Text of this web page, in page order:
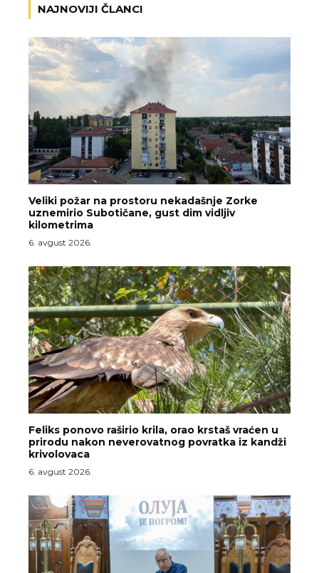
NAJNOVIJI ČLANCI
Veliki požar na prostoru nekadašnje Zorke
uznemirio Subotičane, gust dim vidljiv
kilometrima
6. avgust 2026.
Feliks ponovo raširio krila, orao krstaš vraćen u
prirodu nakon neverovatnog povratka iz kandži
krivolovaca
6. avgust 2026.